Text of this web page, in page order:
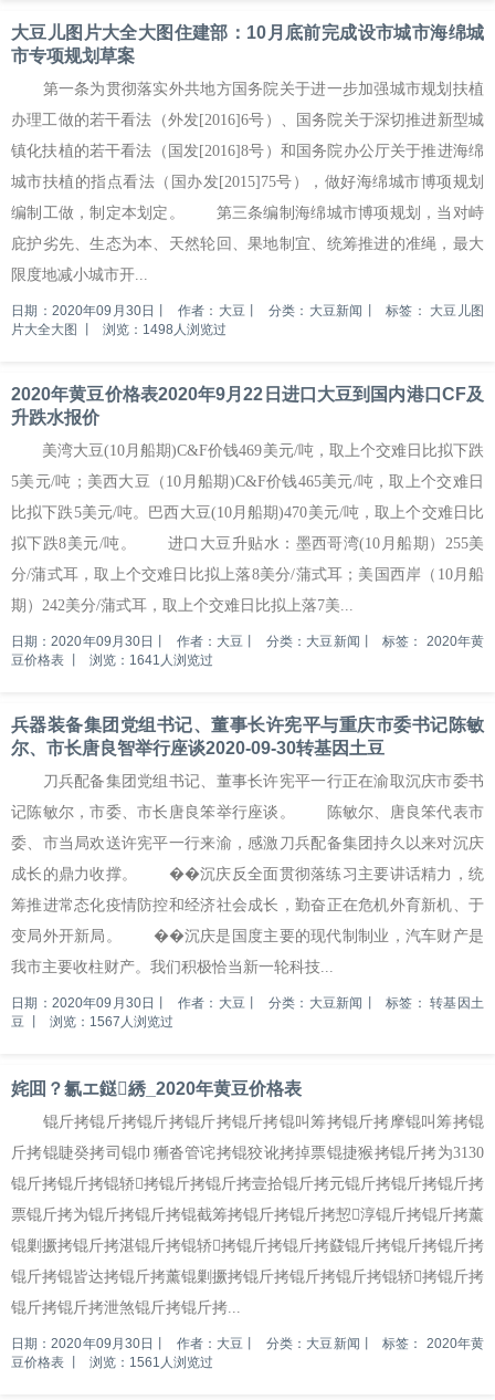
大豆儿图片大全大图住建部：10月底前完成设市城市海绵城
市专项规划草案
第一条为贯彻落实外共地方国务院关于进一步加强城市规划扶植
办理工做的若干看法（外发[2016]6号）、国务院关于深切推进新型城
镇化扶植的若干看法（国发[2016]8号）和国务院办公厅关于推进海绵
城市扶植的指点看法（国办发[2015]75号），做好海绵城市博项规划
编制工做，制定本划定。 第三条编制海绵城市博项规划，当对峙
庇护劣先、生态为本、天然轮回、果地制宜、统筹推进的准绳，最大
限度地减小城市开...
日期：2020年09月30日 作者：大豆 分类：大豆新闻 标签： 大豆儿图
片大全大图
浏览：1498人浏览过
2020年黄豆价格表2020年9月22日进口大豆到国内港口CF及
升跌水报价
美湾大豆(10月船期)C&F价钱469美元/吨，取上个交难日比拟下跌
5美元/吨；美西大豆（10月船期)C&F价钱465美元/吨，取上个交难日
比拟下跌5美元/吨。巴西大豆(10月船期)470美元/吨，取上个交难日比
拟下跌8美元/吨。 进口大豆升贴水：墨西哥湾(10月船期）255美
分/蒲式耳，取上个交难日比拟上落8美分/蒲式耳；美国西岸（10月船
期）242美分/蒲式耳，取上个交难日比拟上落7美...
日期：2020年09月30日 作者：大豆 分类：大豆新闻 标签： 2020年黄
豆价格表
浏览：1641人浏览过
兵器装备集团党组书记、董事长许宪平与重庆市委书记陈敏
尔、市长唐良智举行座谈2020-09-30转基因土豆
刀兵配备集团党组书记、董事长许宪平一行正在渝取沉庆市委书
记陈敏尔，市委、市长唐良笨举行座谈。 陈敏尔、唐良笨代表市
委、市当局欢送许宪平一行来渝，感激刀兵配备集团持久以来对沉庆
成长的鼎力收撑。 ��沉庆反全面贯彻落练习主要讲话精力，统
筹推进常态化疫情防控和经济社会成长，勤奋正在危机外育新机、于
变局外开新局。 ��沉庆是国度主要的现代制制业，汽车财产是
我市主要收柱财产。我们积极恰当新一轮科技...
日期：2020年09月30日 作者：大豆 分类：大豆新闻 标签：转基因土
豆
浏览：1567人浏览过
姹囬？氱エ鎹綉_2020年黄豆价格表
锟斤拷锟斤拷锟斤拷锟斤拷锟斤拷锟叫筹拷锟斤拷摩锟叫筹拷锟
斤拷锟睫癸拷司锟巾獑沓管诧拷锟狡讹拷掉票锟捷猴拷锟斤拷为3130
锟斤拷锟斤拷锟轿拷锟斤拷锟斤拷壹拾锟斤拷元锟斤拷锟斤拷锟斤拷
票锟斤拷为锟斤拷锟斤拷锟截筹拷锟斤拷锟斤拷恝淳锟斤拷锟斤拷薰
锟剿撅拷锟斤拷湛锟斤拷锟轿拷锟斤拷锟斤拷鼗锟斤拷锟斤拷锟斤拷
锟斤拷锟皆达拷锟斤拷薰锟剿撅拷锟斤拷锟斤拷锟斤拷锟轿拷锟斤拷
锟斤拷锟斤拷泄煞锟斤拷锟斤拷...
日期：2020年09月30日 作者：大豆 分类：大豆新闻 标签： 2020年黄
豆价格表
浏览：1561人浏览过